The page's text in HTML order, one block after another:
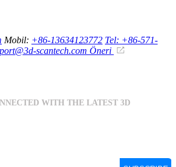
Mobil: +86-13634123772 Tel: +86-571-
scantech.com Öneri